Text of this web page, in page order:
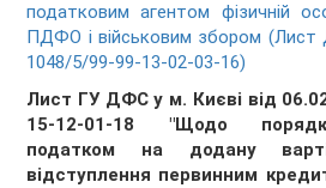
податковим агентом фізичній
ПДФО і військовим збором
1048/5/99-99-13-02-03-16)
Лист ГУ ДФС у м. Києві від
15-12-01-18 "Щодо
податком на додану
відступлення первинним